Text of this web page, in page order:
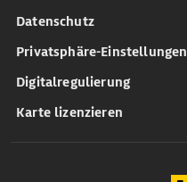
Datenschutz
Privatsphäre-Einstellungen
Digitalregulierung
Karte lizenzieren